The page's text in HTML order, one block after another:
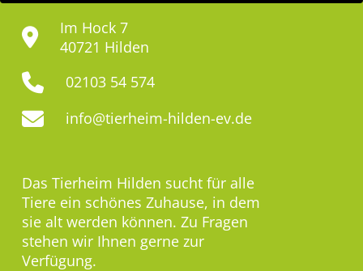
Im Hock 7
40721 Hilden
02103 54 574
info@tierheim-hilden-ev.de
Das Tierheim Hilden sucht für alle
Tiere ein schönes Zuhause, in dem
sie alt werden können. Zu Fragen
stehen wir Ihnen gerne zur
Verfügung.